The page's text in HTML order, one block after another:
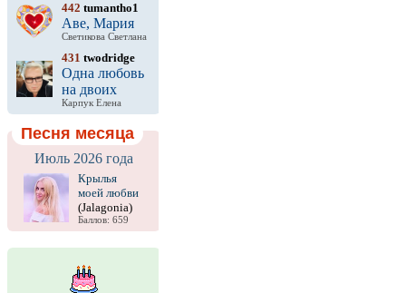
442 tumantho1
Аве, Мария
Светикова Светлана
431 twodridge
Одна любовь
на двоих
Карпук Елена
Песня месяца
Июль 2026 года
Крылья
моей любви
(Jalagonia)
Баллов: 659